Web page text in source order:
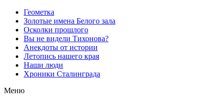
Геометка
Золотые имена Белого зала
Осколки прошлого
Вы не видели Тихонова?
Анекдоты от истории
Летопись нашего края
Наши люди
Хроники Сталинграда
Меню